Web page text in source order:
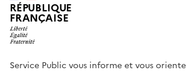
RÉPUBLIQUE
FRANÇAISE
Service Public vous informe et vous